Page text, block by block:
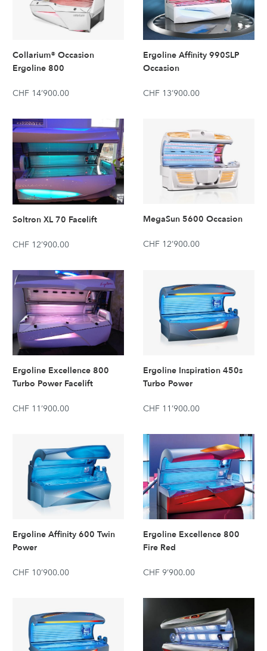
Collarium® Occasion
Ergoline 800
CHF 14’900.00
Ergoline Affinity 990SLP
Occasion
CHF 13’900.00
Soltron XL 70 Facelift
CHF 12’900.00
MegaSun 5600 Occasion
CHF 12’900.00
Ergoline Excellence 800
Turbo Power Facelift
CHF 11’900.00
Ergoline Inspiration 450s
Turbo Power
CHF 11’900.00
Ergoline Affinity 600 Twin
Power
CHF 10’900.00
Ergoline Excellence 800
Fire Red
CHF 9’900.00